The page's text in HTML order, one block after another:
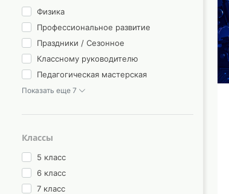
Физика
Профессиональное развитие
Праздники / Сезонное
Классному руководителю
Педагогическая мастерская
Показать еще 7
Классы
5 класс
6 класс
7 класс